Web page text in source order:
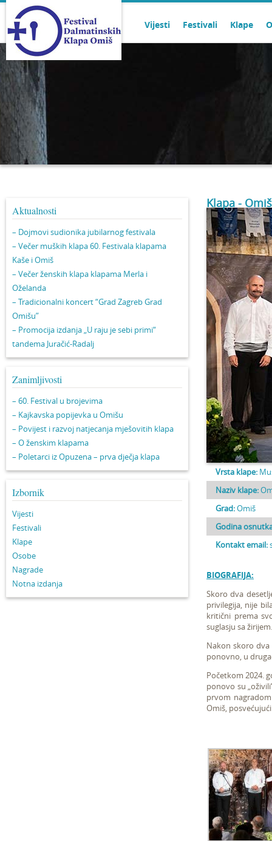
Vijesti Festivali Klape
Aktualnosti
– Dojmovi sudionika jubilarnog festivala
– Večer muških klapa 60. Festivala klapama
Kaše i Omiš
– Večer ženskih klapa klapama Merla i
Oželanda
– Tradicionalni koncert “Grad Zagreb Grad
Omišu”
– Promocija izdanja „U raju je sebi primi“
tandema Juračić-Radalj
Zanimljivosti
– 60. Festival u brojevima
– Kajkavska popijevka u Omišu
– Povijest i razvoj natjecanja mješovitih klapa
– O ženskim klapama
– Poletarci iz Opuzena – prva dječja klapa
Izbornik
Vijesti
Festivali
Klape
Osobe
Nagrade
Notna izdanja
Klapa - Omiš
Vrsta klape:
Naziv klape:
Grad:Omiš
Godina
Kontakt email:
BIOGRAFIJA:
Skoro dva
privilegija, nije
kritični prema
suglasju sa žirijem.
Nakon skoro
ponovno, u
Početkom 2024.
ponovo su
prvom
Omiš,